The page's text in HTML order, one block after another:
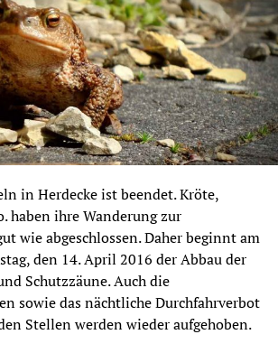
in Herdecke ist beendet. Kröte,
haben ihre Wanderung zur
wie abgeschlossen. Daher beginnt am
den 14. April 2016 der Abbau der
Schutzzäune. Auch die
sowie das nächtliche Durchfahrverbot
Stellen werden wieder aufgehoben.